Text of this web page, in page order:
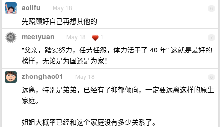
6
aolifu May 18
先照顾好自己再想其他的
7
meetyuan May 18 1
"父亲，踏实努力，任劳任怨，体力活干了 40 年" 这就是最好的
榜样，无论是为国还是为家！
8
zhonghao01 May 18
远离，特别是弟弟，已经有了抑郁倾向，一定要远离这样的原生
家庭。
姐姐大概率已经和这个家庭没有多少关系了。